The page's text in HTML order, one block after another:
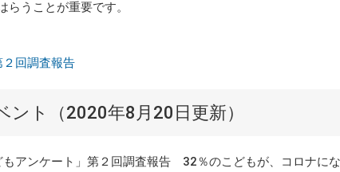
らうことが重要です。
２回調査報告
ト（2020年8月20日更新）
もアンケート」第２回調査報告 32％のこどもが、コロナに